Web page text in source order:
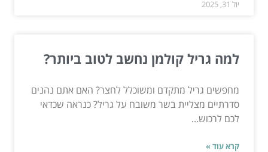
יול 31, 2025
למה גריל קולמן נחשב לטוב ביותר?
מחפשים גריל מתקדם ומשוכלל לחצר? האם אתם נהנים
סדרתיים מצליית בשר משובח על גריל? כנראה שכדאי
לכם לרכוש...
קרא עוד »